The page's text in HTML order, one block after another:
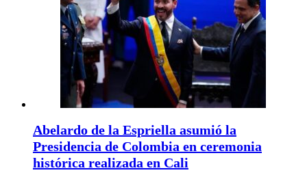
Abelardo de la Espriella asumió la
Presidencia de Colombia en ceremonia
histórica realizada en Cali